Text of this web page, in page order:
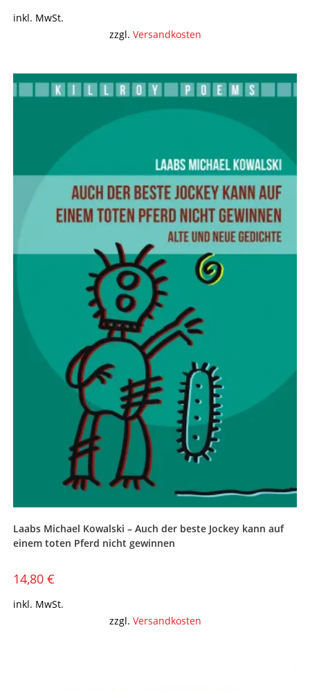
inkl. MwSt.
zzgl. Versandkosten
Laabs Michael Kowalski – Auch der beste Jockey kann auf
einem toten Pferd nicht gewinnen
14,80 €
inkl. MwSt.
zzgl. Versandkosten